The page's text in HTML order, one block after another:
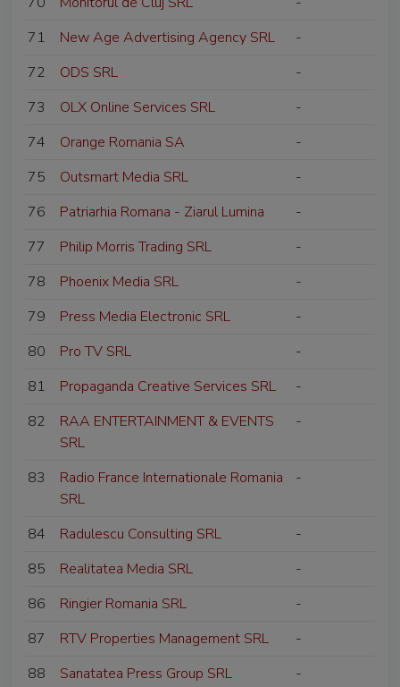
71
New Age Advertising Agency SRL
-
72
ODS SRL
-
73
OLX Online Services SRL
-
74
Orange Romania SA
-
75
Outsmart Media SRL
-
76
Patriarhia Romana - Ziarul Lumina
-
77
Philip Morris Trading SRL
-
78
Phoenix Media SRL
-
79
Press Media Electronic SRL
-
80
Pro TV SRL
-
81
Propaganda Creative Services SRL
-
82
RAA ENTERTAINMENT & EVENTS
SRL
-
83
Radio France Internationale Romania
SRL
-
84 Radulescu Consulting SRL
-
85
Realitatea Media SRL
-
86
Ringier Romania SRL
-
87
RTV Properties Management SRL
-
88
Sanatatea Press Group SRL
-